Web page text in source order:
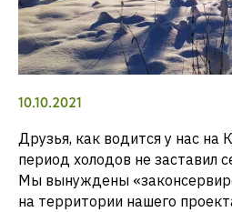
10.10.2021
Друзья, как водится у нас на
период холодов не заставил
Мы вынуждены
на территории нашего